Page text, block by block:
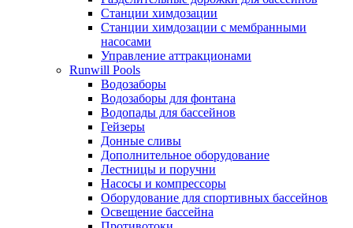
Станции химдозации
Станции химдозации с мембранными
насосами
Управление аттракционами
Runwill Pools
Водозаборы
Водозаборы для фонтана
Водопады для бассейнов
Гейзеры
Донные сливы
Дополнительное оборудование
Лестницы и поручни
Насосы и компрессоры
Оборудование для спортивных бассейнов
Освещение бассейна